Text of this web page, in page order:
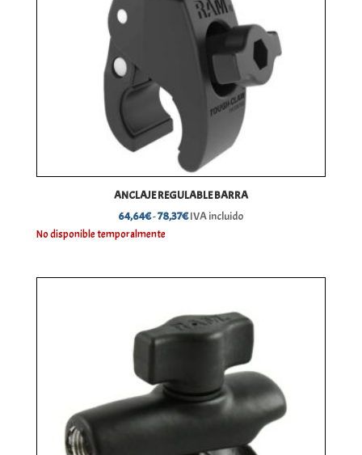
ANCLAJE REGULABLE BARRA
64,64€-78,37€Rango
78,37€
IVA incluido
No disponible temporalmente